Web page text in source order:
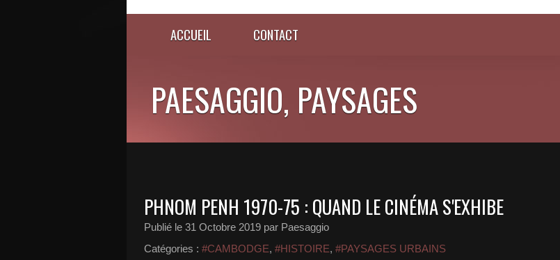
ACCUEIL CONTACT
PAESAGGIO, PAYSAGES
PHNOM PENH 1970-75 : QUAND LE CINÉMA S'EXHIBE
Publié le 31 Octobre 2019 par Paesaggio
Catégories : #CAMBODGE, #HISTOIRE, #PAYSAGES URBAINS